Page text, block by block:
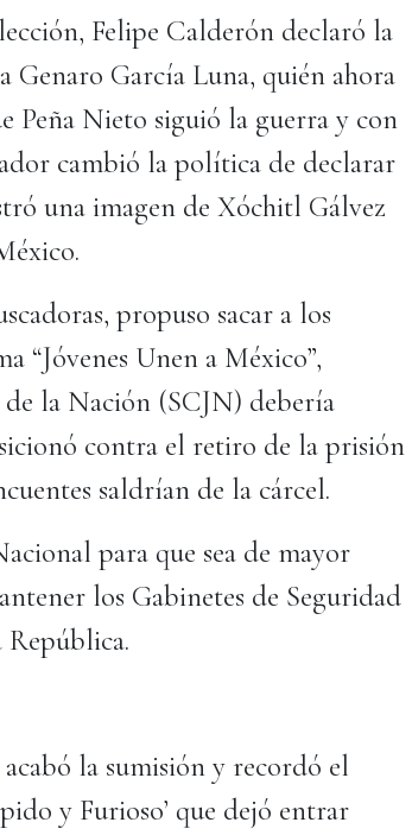
Felipe Calderón declaró la
García Luna, quién ahora
Peña Nieto siguió la guerra y con
cambió la política de declarar
una imagen de Xóchitl Gálvez
propuso sacar a los
“Jóvenes Unen a México”,
la Nación (SCJN) debería
contra el retiro de la prisión
saldrían de la cárcel.
para que sea de mayor
los Gabinetes de Seguridad
la sumisión y recordó el
y Furioso’ que dejó entrar